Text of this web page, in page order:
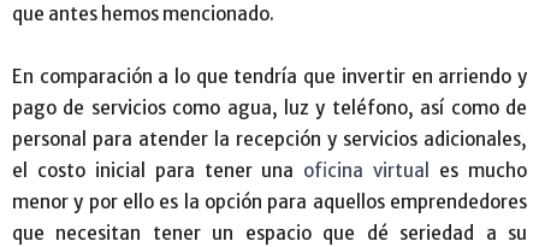
que antes hemos mencionado.
En comparación a lo que tendría que invertir en arriendo y
pago de servicios como agua, luz y teléfono, así como de
personal para atender la recepción y servicios adicionales,
el costo inicial para tener una oficina virtual
es mucho
menor y por ello es la opción para aquellos emprendedores
que necesitan tener un espacio que dé seriedad a su